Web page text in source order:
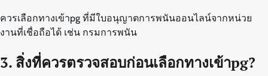
ควรเลือกทางเข้าpg ที่มีใบอนุญาตการพนันออนไลน์จากหน่วย
งานที่เชื่อถือได้ เช่น กรมการพนัน
3. สิ่งที่ควรตรวจสอบก่อนเลือกทางเข้าpg?